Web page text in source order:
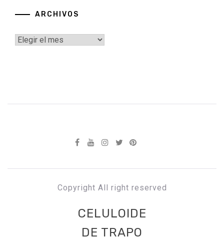
ARCHIVOS
Archivos
Copyright All right reserved
CELULOIDE
DE TRAPO